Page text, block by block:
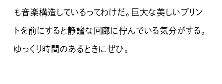
も音楽構造しているってわけだ。巨大な美しいプリン
トを前にすると静謐な回廊に佇んでいる気分がする。
ゆっくり時間のあるときにぜひ。